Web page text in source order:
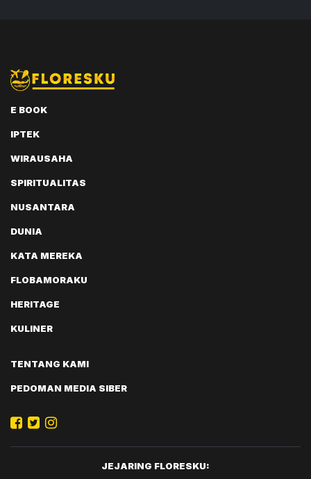
E BOOK
IPTEK
WIRAUSAHA
SPIRITUALITAS
NUSANTARA
DUNIA
KATA MEREKA
FLOBAMORAKU
HERITAGE
KULINER
TENTANG KAMI
PEDOMAN MEDIA SIBER
JEJARING FLORESKU: